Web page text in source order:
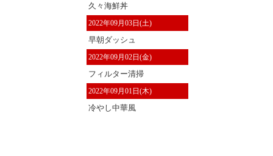
久々海鮮丼
2022年09月03日(土)
早朝ダッシュ
2022年09月02日(金)
フィルター清掃
2022年09月01日(木)
冷やし中華風